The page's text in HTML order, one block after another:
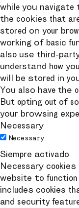
while you navigate
the cookies that
stored on your
working of basic
also use third-
understand how
will be stored in
You also have the
But opting out of
your browsing
Necessary
Necessary
Siempre activado
Necessary
website to
includes cookies
and security